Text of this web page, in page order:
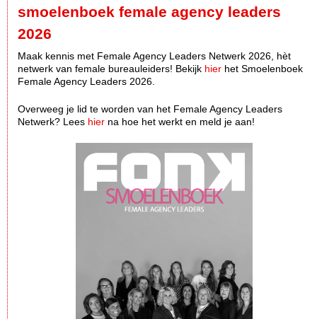
smoelenboek female agency leaders
2026
Maak kennis met Female Agency Leaders Netwerk 2026, hèt
netwerk van female bureauleiders! Bekijk hier het Smoelenboek
Female Agency Leaders 2026.
Overweeg je lid te worden van het Female Agency Leaders
Netwerk? Lees hier na hoe het werkt en meld je aan!